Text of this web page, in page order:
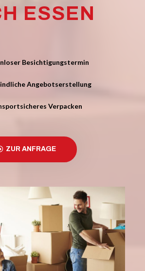
ESSEN
Besichtigungstermin
Angebotserstellung
Verpacken
ZUR ANFRAGE